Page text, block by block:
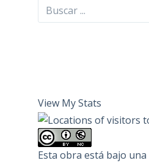
Buscar
View My Stats
Esta obra está bajo una